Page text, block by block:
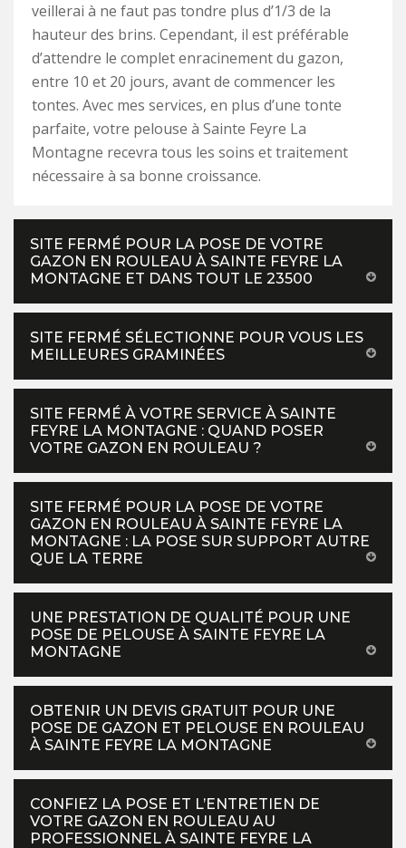
veillerai à ne faut pas tondre plus d’1/3 de la
hauteur des brins. Cependant, il est préférable
d’attendre le complet enracinement du gazon,
entre 10 et 20 jours, avant de commencer les
tontes. Avec mes services, en plus d’une tonte
parfaite, votre pelouse à Sainte Feyre La
Montagne recevra tous les soins et traitement
nécessaire à sa bonne croissance.
SITE FERMÉ POUR LA POSE DE VOTRE
GAZON EN ROULEAU À SAINTE FEYRE LA
MONTAGNE ET DANS TOUT LE 23500
SITE FERMÉ SÉLECTIONNE POUR VOUS LES
MEILLEURES GRAMINÉES
SITE FERMÉ À VOTRE SERVICE À SAINTE
FEYRE LA MONTAGNE : QUAND POSER
VOTRE GAZON EN ROULEAU ?
SITE FERMÉ POUR LA POSE DE VOTRE
GAZON EN ROULEAU À SAINTE FEYRE LA
MONTAGNE : LA POSE SUR SUPPORT AUTRE
QUE LA TERRE
UNE PRESTATION DE QUALITÉ POUR UNE
POSE DE PELOUSE À SAINTE FEYRE LA
MONTAGNE
OBTENIR UN DEVIS GRATUIT POUR UNE
POSE DE GAZON ET PELOUSE EN ROULEAU
À SAINTE FEYRE LA MONTAGNE
CONFIEZ LA POSE ET L’ENTRETIEN DE
VOTRE GAZON EN ROULEAU AU
PROFESSIONNEL À SAINTE FEYRE LA